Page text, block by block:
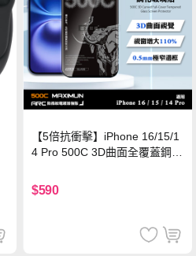
【5倍抗衝擊】iPhone 16/15/1
4 Pro 500C 3D曲面全覆蓋鋼化
保護貼
$590